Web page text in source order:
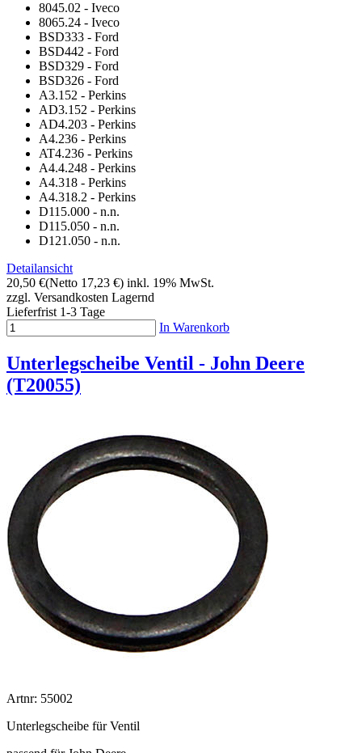
8045.02 - Iveco
8065.24 - Iveco
BSD333 - Ford
BSD442 - Ford
BSD329 - Ford
BSD326 - Ford
A3.152 - Perkins
AD3.152 - Perkins
AD4.203 - Perkins
A4.236 - Perkins
AT4.236 - Perkins
A4.4.248 - Perkins
A4.318 - Perkins
A4.318.2 - Perkins
D115.000 - n.n.
D115.050 - n.n.
D121.050 - n.n.
Detailansicht
20,50 €(Netto 17,23 €) inkl. 19% MwSt.
zzgl. Versandkosten Lagernd
Lieferfrist 1-3 Tage
In Warenkorb
Unterlegscheibe Ventil - John Deere
(T20055)
Artnr: 55002
Unterlegscheibe für Ventil